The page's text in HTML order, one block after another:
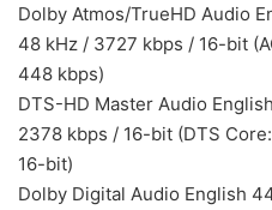
Dolby Atmos/TrueHD Audio
48 kHz / 3727 kbps / 16-bit
448 kbps)
DTS-HD Master Audio
2378 kbps / 16-bit (DTS
16-bit)
Dolby Digital Audio English